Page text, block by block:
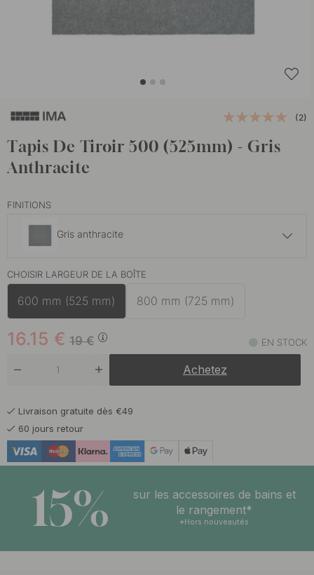
(2)
Tapis De Tiroir 500 (525mm) - Gris
Anthracite
FINITIONS
Gris anthracite
Gris anthracite
CHOISIR LARGEUR DE LA BOÎTE
600 mm (525 mm) 800 mm (725 mm)
19€
16.15 € EN STOCK
Achetez
Livraison gratuite dès €49
60 jours retour
15%
sur les accessoires de bains et
le rangement*
*Hors nouveautés